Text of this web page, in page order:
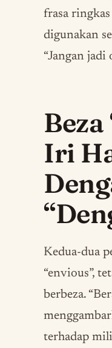
frasa
digunakan
“Jangan
Beza
Iri
Kedua-dua
“envious”,
berbeza.
terhadap